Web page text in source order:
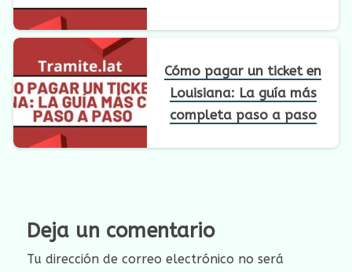
Cómo pagar un ticket en
Louisiana: La guía más
completa paso a paso
Deja un comentario
Tu dirección de correo electrónico no será